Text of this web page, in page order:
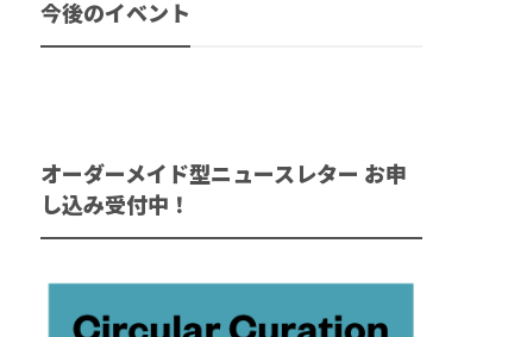
今後のイベント
オーダーメイド型ニュースレター お申
し込み受付中！